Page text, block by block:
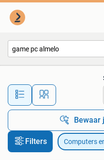
Alle
Bewaar
Filters Computers